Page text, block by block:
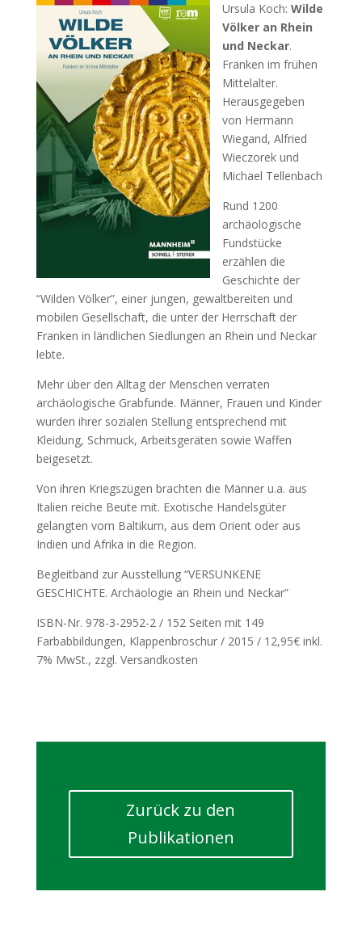
Ursula Koch: Wilde
Völker an Rhein
und Neckar.
Franken im frühen
Mittelalter.
Herausgegeben
von Hermann
Wiegand, Alfried
Wieczorek und
Michael Tellenbach
Rund 1200
archäologische
Fundstücke
erzählen die
Geschichte der
“Wilden Völker”, einer jungen, gewaltbereiten und
mobilen Gesellschaft, die unter der Herrschaft der
Franken in ländlichen Siedlungen an Rhein und Neckar
lebte.
Mehr über den Alltag der Menschen verraten
archäologische Grabfunde. Männer, Frauen und Kinder
wurden ihrer sozialen Stellung entsprechend mit
Kleidung, Schmuck, Arbeitsgeräten sowie Waffen
beigesetzt.
Von ihren Kriegszügen brachten die Männer u.a. aus
Italien reiche Beute mit. Exotische Handelsgüter
gelangten vom Baltikum, aus dem Orient oder aus
Indien und Afrika in die Region.
Begleitband zur Ausstellung “VERSUNKENE
GESCHICHTE. Archäologie an Rhein und Neckar”
ISBN-Nr. 978-3-2952-2 / 152 Seiten mit 149
Farbabbildungen, Klappenbroschur / 2015 / 12,95€ inkl.
7% MwSt., zzgl. Versandkosten
Zurück zu den
Publikationen